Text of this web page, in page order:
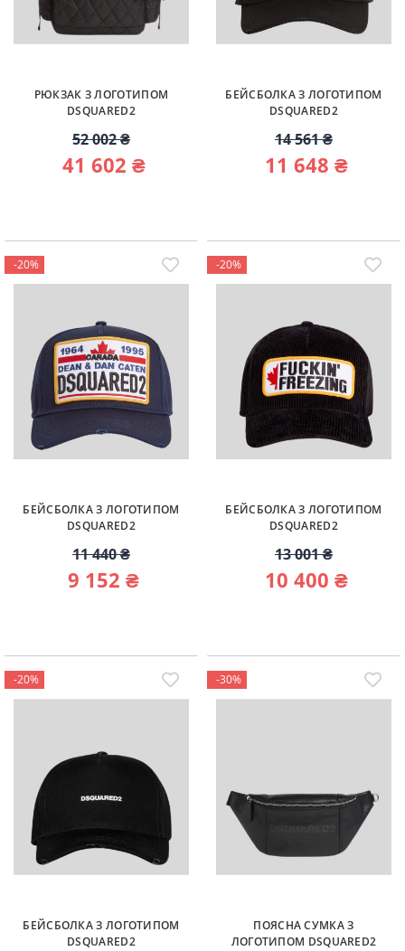
РЮКЗАК З ЛОГОТИПОМ
DSQUARED2
52 002 ₴
41 602 ₴
БЕЙСБОЛКА З ЛОГОТИПОМ
DSQUARED2
14 561 ₴
11 648 ₴
-20%
БЕЙСБОЛКА З ЛОГОТИПОМ
DSQUARED2
11 440 ₴
9 152 ₴
-20%
БЕЙСБОЛКА З ЛОГОТИПОМ
DSQUARED2
13 001 ₴
10 400 ₴
-20%
БЕЙСБОЛКА З ЛОГОТИПОМ
DSQUARED2
-30%
ПОЯСНА СУМКА З
ЛОГОТИПОМ DSQUARED2